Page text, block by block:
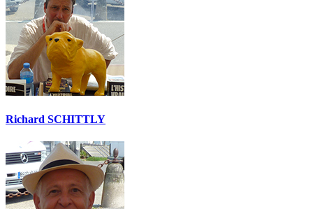
Richard SCHITTLY